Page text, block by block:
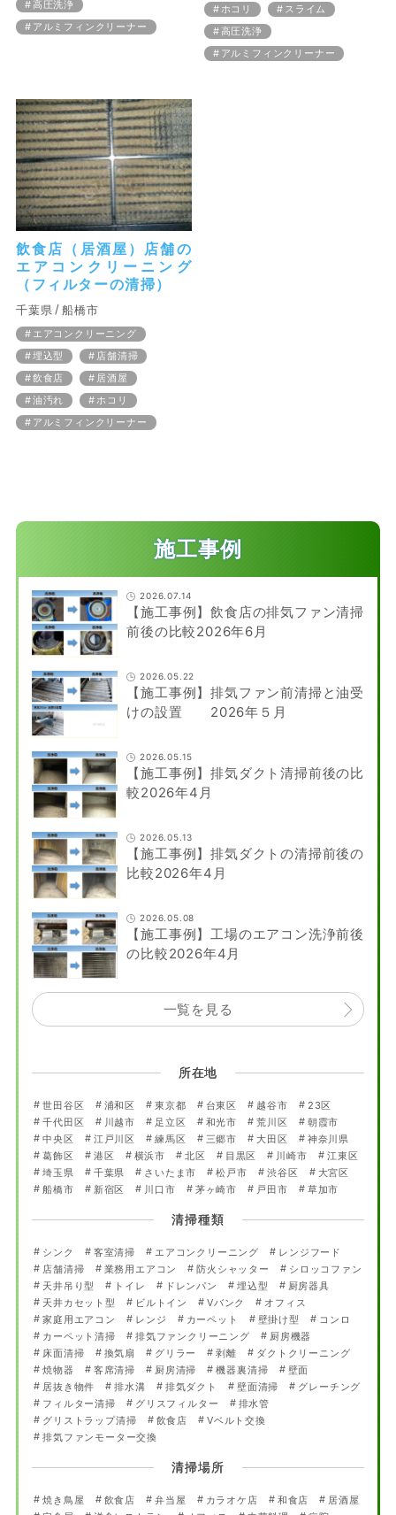
高圧洗浄
アルミフィンクリーナー
ホコリ
スライム
高圧洗浄
アルミフィンクリーナー
飲食店（居酒屋）店舗の
エアコンクリーニング
（フィルターの清掃）
千葉県 船橋市
エアコンクリーニング
埋込型
店舗清掃
飲食店
居酒屋
油汚れ
ホコリ
アルミフィンクリーナー
施工事例
2026.07.14
【施工事例】飲食店の排気ファン清掃
前後の比較2026年6月
2026.05.22
【施工事例】排気ファン前清掃と油受
けの設置 2026年５月
2026.05.15
【施工事例】排気ダクト清掃前後の比
較2026年4月
2026.05.13
【施工事例】排気ダクトの清掃前後の
比較2026年4月
2026.05.08
【施工事例】工場のエアコン洗浄前後
の比較2026年4月
一覧を見る
所在地
世田谷区 浦和区 東京都 台東区 越谷市
23区
千代田区
川越市 足立区 和光市 荒川区
朝霞市
中央区
江戸川区 練馬区 三郷市 大田区
神奈川県
葛飾区
港区 横浜市 北区 目黒区 川崎市
江東区
埼玉県
千葉県 さいたま市 松戸市 渋谷区
大宮区
船橋市
新宿区 川口市 茅ヶ崎市 戸田市 草加市
清掃種類
シンク 客室清掃 エアコンクリーニング
レンジフード
店舗清掃
業務用エアコン 防火シャッター
シロッコファン
天井吊り型
トイレ ドレンパン 埋込型
厨房器具
天井カセット型
ビルトイン Vバンク
オフィス
家庭用エアコン
レンジ カーペット 壁掛け型
コンロ
カーペット清掃
排気ファンクリーニング
厨房機器
床面清掃
換気扇 グリラー 剥離
ダクトクリーニング
焼物器
客席清掃 厨房清掃 機器裏清掃
壁面
居抜き物件
排水溝 排気ダクト 壁面清掃
グレーチング
フィルター清掃
グリスフィルター
排水管
グリストラップ清掃
飲食店
Vベルト交換
排気ファンモーター交換
清掃場所
焼き鳥屋 飲食店 弁当屋 カラオケ店 和食店
居酒屋